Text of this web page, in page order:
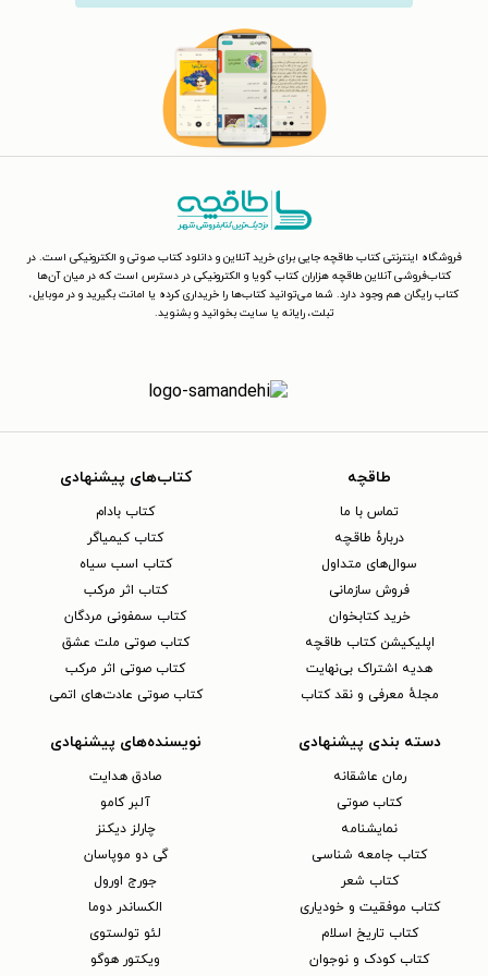
فروشگاه اینترنتی کتاب طاقچه جایی برای خرید آنلاین و دانلود کتاب صوتی و الکترونیکی است. در
کتاب‌فروشی آنلاین طاقچه هزاران کتاب گویا و الکترونیکی در دسترس است که در میان آن‌ها
کتاب رایگان هم وجود دارد. شما می‌توانید کتاب‌ها را خریداری کرده یا امانت بگیرید و در موبایل،
تبلت، رایانه یا سایت بخوانید و بشنوید.
طاقچه
تماس با ما
دربارهٔ طاقچه
سوال‌های متداول
فروش سازمانی
خرید کتابخوان
اپلیکیشن کتاب طاقچه
هدیه اشتراک بی‌نهایت
مجلهٔ معرفی و نقد کتاب
کتاب‌های پیشنهادی
کتاب بادام
کتاب کیمیاگر
کتاب اسب سیاه
کتاب اثر مرکب
کتاب سمفونی مردگان
کتاب صوتی ملت عشق
کتاب صوتی اثر مرکب
کتاب صوتی عادت‌های اتمی
دسته بندی پیشنهادی
رمان عاشقانه
کتاب‌ صوتی
نمایشنامه
کتاب جامعه شناسی
کتاب شعر
کتاب موفقیت و خودیاری
کتاب تاریخ اسلام
کتاب کودک و نوجوان
نویسنده‌های پیشنهادی
صادق هدایت
آلبر کامو
چارلز دیکنز
گی دو موپاسان
جورج اورول
الکساندر دوما
لئو تولستوی
ویکتور هوگو